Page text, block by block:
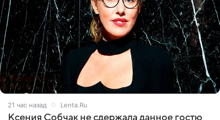
21 час назад Lenta.Ru
Ксения Собчак не сдержала данное гостю